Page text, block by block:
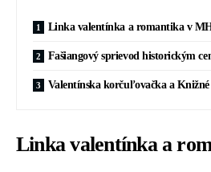
Linka valentínka a romantika v
Fašiangový sprievod historickým
Valentínska korčuľovačka a
Linka valentínka a